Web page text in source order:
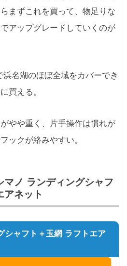
まずこれを買って、物足りな
アップグレードしていくのが
浜名湖のほぼ全域をカバーでき
買える。
やや重く、片手操作は慣れが
ックが絡みやすい。
マノ ランディングシャフ
アネット
シャフト＋玉網 ラフトエア